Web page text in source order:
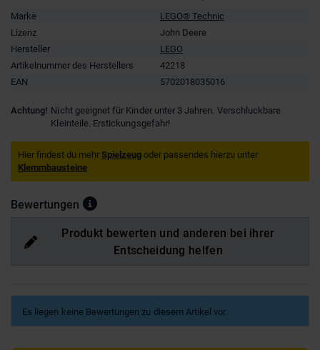
Marke
LEGO® Technic
Lizenz
John Deere
Hersteller
LEGO
Artikelnummer des Herstellers
42218
EAN
5702018035016
Achtung! Nicht geeignet für Kinder unter 3 Jahren. Verschluckbare
Kleinteile. Erstickungsgefahr!
Hier findest du mehr Spielzeug oder passendes hierzu unter
Klemmbausteine
Bewertungen
Produkt bewerten und anderen bei ihrer
Entscheidung helfen
Es liegen keine Bewertungen zu diesem Artikel vor.